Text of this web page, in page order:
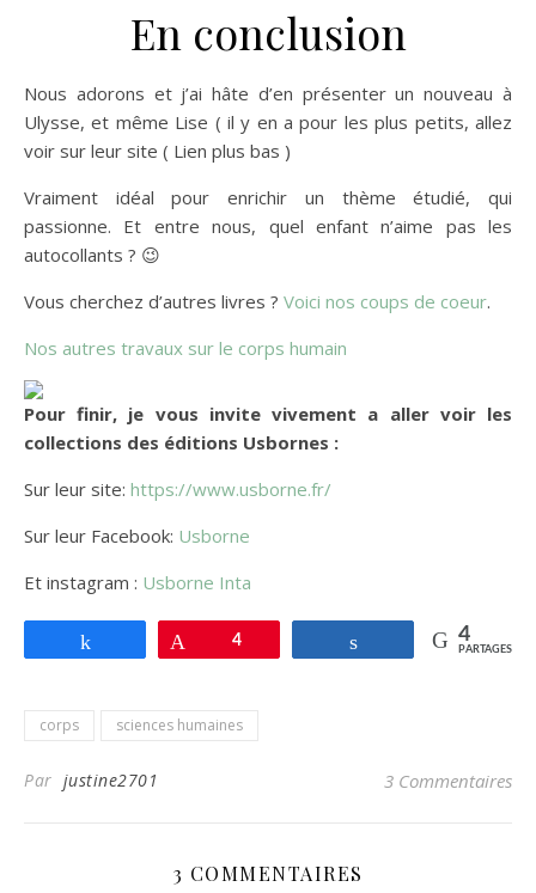
En conclusion
Nous adorons et j’ai hâte d’en présenter un nouveau à
Ulysse, et même Lise ( il y en a pour les plus petits, allez
voir sur leur site ( Lien plus bas )
Vraiment idéal pour enrichir un thème étudié, qui
passionne. Et entre nous, quel enfant n’aime pas les
autocollants ? 😉
Vous cherchez d’autres livres ? Voici nos coups de coeur.
Nos autres travaux sur le corps humain
Pour finir, je vous invite vivement a aller voir les
collections des éditions Usbornes :
Sur leur site: https://www.usborne.fr/
Sur leur Facebook: Usborne
Et instagram : Usborne Inta
Enregistrer
4 Partagez 4
PARTAGES
corps sciences humaines
Par justine2701 3 Commentaires
3 COMMENTAIRES